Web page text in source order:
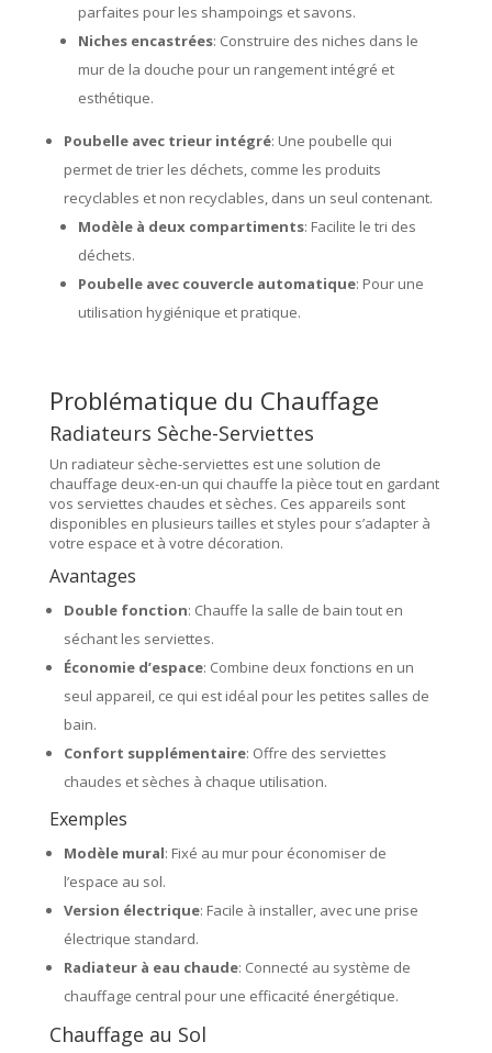
parfaites pour les shampoings et savons.
Niches encastrées: Construire des niches dans le
mur de la douche pour un rangement intégré et
esthétique.
Poubelle avec trieur intégré: Une poubelle qui
permet de trier les déchets, comme les produits
recyclables et non recyclables, dans un seul contenant.
Modèle à deux compartiments: Facilite le tri des
déchets.
Poubelle avec couvercle automatique: Pour une
utilisation hygiénique et pratique.
Problématique du Chauffage
Radiateurs Sèche-Serviettes
Un radiateur sèche-serviettes est une solution de
chauffage deux-en-un qui chauffe la pièce tout en gardant
vos serviettes chaudes et sèches. Ces appareils sont
disponibles en plusieurs tailles et styles pour s’adapter à
votre espace et à votre décoration.
Avantages
Double fonction: Chauffe la salle de bain tout en
séchant les serviettes.
Économie d’espace: Combine deux fonctions en un
seul appareil, ce qui est idéal pour les petites salles de
bain.
Confort supplémentaire: Offre des serviettes
chaudes et sèches à chaque utilisation.
Exemples
Modèle mural: Fixé au mur pour économiser de
l’espace au sol.
Version électrique: Facile à installer, avec une prise
électrique standard.
Radiateur à eau chaude: Connecté au système de
chauffage central pour une efficacité énergétique.
Chauffage au Sol